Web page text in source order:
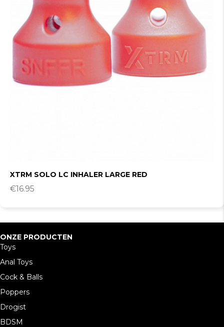
XTRM SOLO LC INHALER LARGE RED
€16.95
ONZE PRODUCTEN
Toys
Anal Toys
Cock & Balls
Poppers
Drogist
BDSM